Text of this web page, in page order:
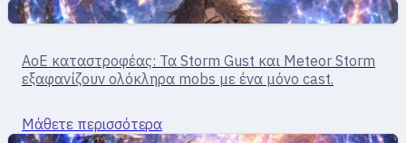
Μάγοι
Wizard
AoE καταστροφέας: Τα Storm Gust και Meteor Storm
εξαφανίζουν ολόκληρα mobs με ένα μόνο cast.
Μάθετε περισσότερα